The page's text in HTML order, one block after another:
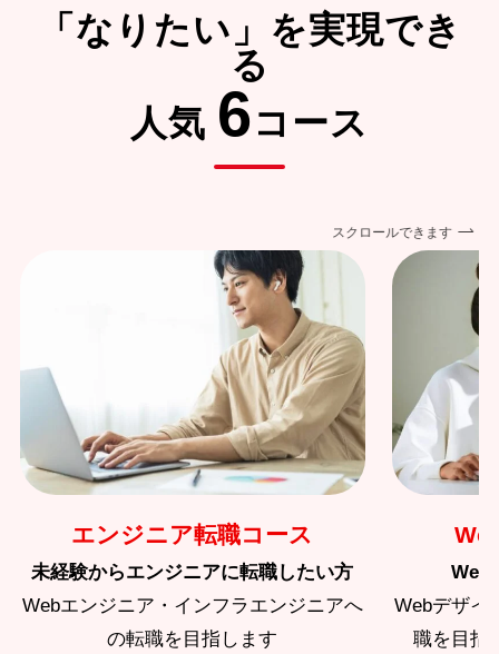
「なりたい」を実現でき
る
人気 6コース
スクロールできます
エンジニア転職コース
未経験からエンジニアに転職したい方
Webエンジニア・インフラエンジニアへ
の転職を目指します
Web
Webデザイ
職を目指